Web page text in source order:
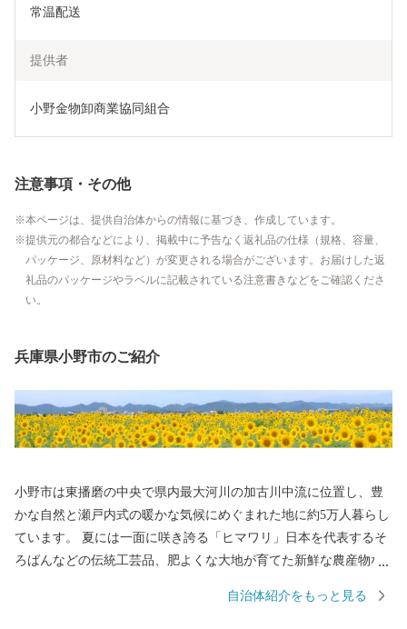
常温配送
提供者
小野金物卸商業協同組合
注意事項・その他
本ページは、提供自治体からの情報に基づき、作成しています。
提供元の都合などにより、掲載中に予告なく返礼品の仕様（規格、容量、
パッケージ、原材料など）が変更される場合がございます。お届けした返
礼品のパッケージやラベルに記載されている注意書きなどをご確認くださ
い。
兵庫県小野市のご紹介
小野市は東播磨の中央で県内最大河川の加古川中流に位置し、豊
かな自然と瀬戸内式の暖かな気候にめぐまれた地に約5万人暮らし
ています。 夏には一面に咲き誇る「ヒマワリ」日本を代表するそ
ろばんなどの伝統工芸品、肥よくな大地が育てた新鮮な農産物な
自治体紹介をもっと見る